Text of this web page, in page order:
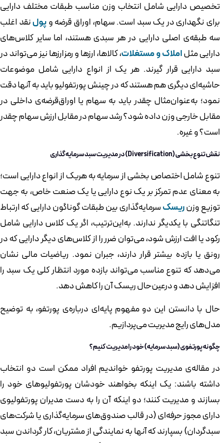
تخصیص دارایی شامل انتخاب وزن مناسب طبقات مختلف دارایی
برای نگهداری در یک سبد است. سهام، اوراق قرضه و پولنقد اغلب
سه طبقه‌ی اصلی دارایی در هر سبدی هستند، اما سایر کلاس‌های
دارایی مثلاملاک و مستغلات، کالاها، ارزها و رمزارزها نیز می‌تواند در
سبد دارایی قرار گیرند. هر یک از انواع دارایی شامل موضوعات
حاشیه‌ای دیگری هم هستند که در چینش پورتفولیو باید به آنها دقت
نمود؛ به‌عنوان‌مثال چقدر باید به سهام یا اوراق‌قرضه‌ی داخلی در
مقابل خارجی وزن داده شود؟ رشد سهام در مقابل ارزش سهام چقدر
است؟ و غیره.
نقش تنوع‌بخشی (Diversification) در مدیریت سبد سرمایه‌گذاری
تنوع شامل اختصاص بخشی از سرمایه به هریک از انواع دارایی است؛
به معنای عدم تمرکز بر یک نوع دارایی یا یک صنعت خاص، به جهت
توزیع وزنریسکسرمایه‌گذاری بین طبقات گوناگون دارایی که ارتباط
تنگاتنگی با یکدیگر ندارند. به‌این‌ترتیب، اگر یک کلاس دارایی شامل
رکود یا افت ارزش شود، می‌توان ضرر را از کلاس‌های دیگر دارایی که در
رونق یا بازده بیشتر قرار دارند، جبران نمود. ریاضیات مالی نشان
می‌دهد که تنوع مناسب می‌تواند بازده مورد انتظار کلی یک سبد را
افزایش دهد و درعین‌حال ریسک آن را کاهش دهد.
حال با دانستن این دو مفهوم پایه‌ای درباره‌ی پورتفو، به توضیح
مدل‌های رایج مدیریت می‌پردازیم.
چگونه پورتفوی (سبد سرمایه) خود را مدیریت کنیم؟
در مقاله‌ی مدیریت پورتفو خواندیم افراد ممکن است دو انتخاب
داشته باشند: یک اینکه بخواهند خودشان پورتفولیوهای خود را
بسازند و مدیریت کنند؛ دو اینکه آن را به دست مدیران پورتفولیوی
دارای مجوز حرفه‌ای (در قالب صندوق‌های سرمایه‌گذاری یا شرکت‌های
سبدگردان) بسپارند که آنها به نمایندگی از مشتریان، کار گرداندن سبد